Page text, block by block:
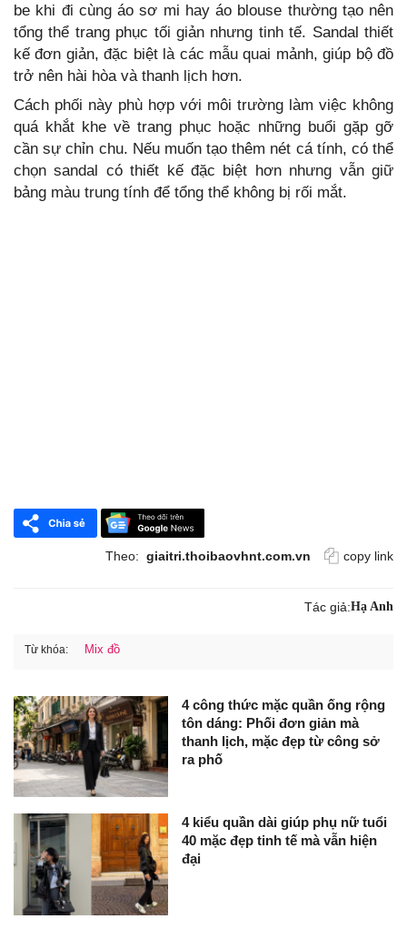
be khi đi cùng áo sơ mi hay áo blouse thường tạo nên
tổng thể trang phục tối giản nhưng tinh tế. Sandal thiết
kế đơn giản, đặc biệt là các mẫu quai mảnh, giúp bộ đồ
trở nên hài hòa và thanh lịch hơn.
Cách phối này phù hợp với môi trường làm việc không
quá khắt khe về trang phục hoặc những buổi gặp gỡ
cần sự chỉn chu. Nếu muốn tạo thêm nét cá tính, có thể
chọn sandal có thiết kế đặc biệt hơn nhưng vẫn giữ
bảng màu trung tính để tổng thể không bị rối mắt.
Theo: giaitri.thoibaovhnt.com.vn copy link
Tác giả:Hạ Anh
Từ khóa: Mix đồ
4 công thức mặc quần ống rộng
tôn dáng: Phối đơn giản mà
thanh lịch, mặc đẹp từ công sở
ra phố
4 kiểu quần dài giúp phụ nữ tuổi
40 mặc đẹp tinh tế mà vẫn hiện
đại